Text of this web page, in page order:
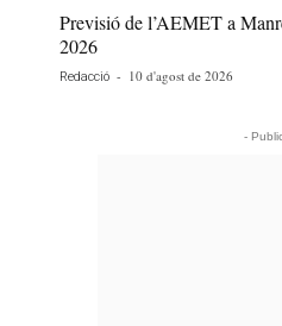
Previsió de l’AEMET a
2026
Redacció - 10 d'agost de 2026
-